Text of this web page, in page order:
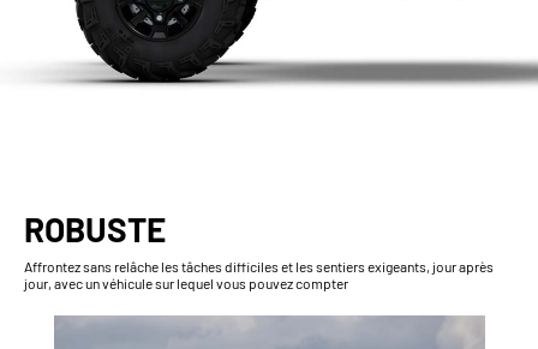
ROBUSTE
Affrontez sans relâche les tâches difficiles et les sentiers exigeants, jour après
jour, avec un véhicule sur lequel vous pouvez compter